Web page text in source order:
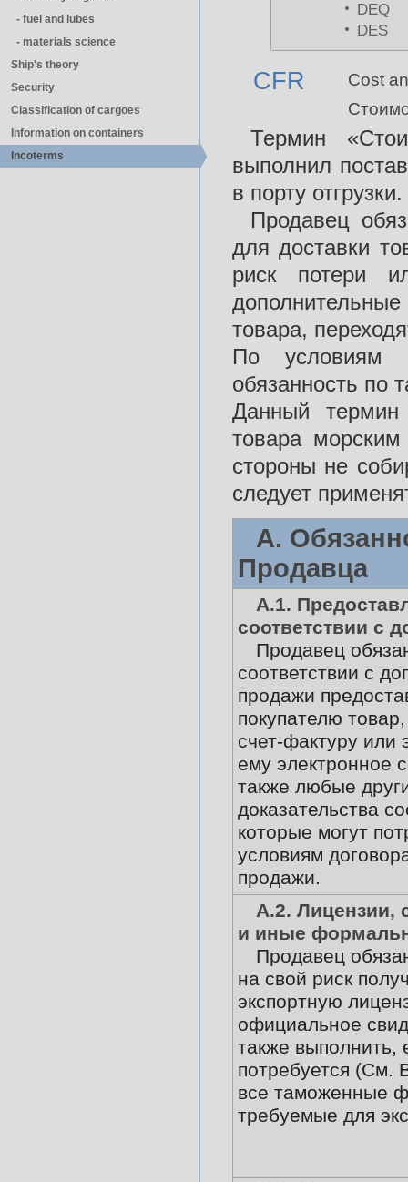
- fuel and lubes
- materials science
Ship's theory
Security
Classification of cargoes
Information on containers
Incoterms
DEQ
DES
CFR
Cost
Термин
выполнил
в порту отгрузки.
Продавец
для доставки
риск потери
товара,
По условиям
обязанность по
Данный термин
товара
стороны не
следует
А.
Продавца
А.1.
соответствии с
Продавец
соответствии с
продажи
покупателю
счет-фактуру или
ему электронное
также любые
доказательства
которые могут
условиям
продажи.
А.2. Лицензии,
и иные
Продавец
на свой риск
экспортную
официальное
также выполнить,
потребуется (См.
все таможенные
требуемые для